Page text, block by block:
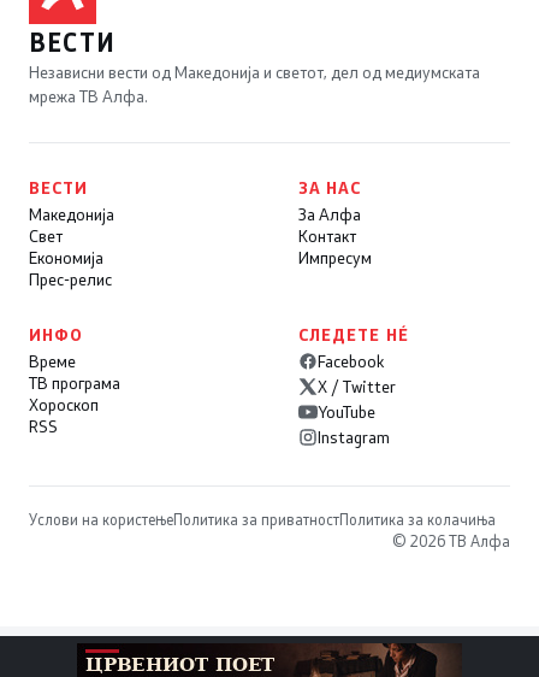
ВЕСТИ
Независни вести од Македонија и светот, дел од медиумската
мрежа ТВ Алфа.
ВЕСТИ
Македонија
Свет
Економија
Прес-релис
ЗА НАС
За Алфа
Контакт
Импресум
ИНФО
Време
ТВ програма
Хороскоп
RSS
СЛЕДЕТЕ НÉ
Facebook
X / Twitter
YouTube
Instagram
Услови на користењеПолитика за приватностПолитика за колачиња
© 2026 ТВ Алфа